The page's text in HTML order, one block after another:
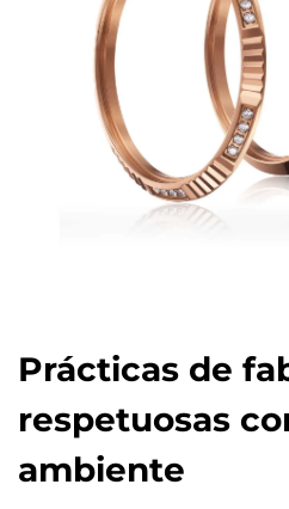
Prácticas de
respetuosas
ambiente